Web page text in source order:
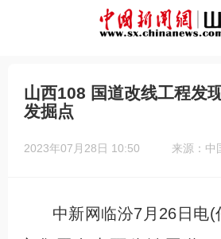
山西108 国道改线工程发
发掘点
2023年07月28日 10:50 来源：中
中新网临汾7月26日电(